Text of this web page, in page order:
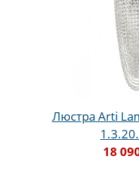
Люстра Arti
18